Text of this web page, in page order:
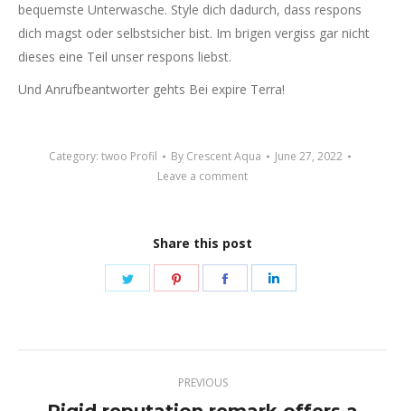
bequemste Unterwasche. Style dich dadurch, dass respons
dich magst oder selbstsicher bist. Im brigen vergiss gar nicht
dieses eine Teil unser respons liebst.
Und Anrufbeantworter gehts Bei expire Terra!
Category: twoo Profil By Crescent Aqua
June 27, 2022
Leave a comment
Share this post
Share
Share
Share
PREVIOUS